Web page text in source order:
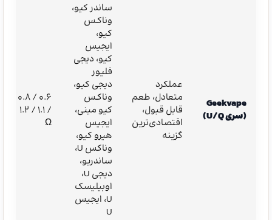
Geekvape
(سری U/Q)
عملکرد
متعادل، طعم
قابل قبول،
اقتصادی‌ترین
گزینه
ساندر کیو،
وناکـس
کیو،
ایجیس
کیو، دیجی
فلیور
دیجی کیو،
وناکـس
کیو مینی،
ایجیس
هیرو کیو،
وناکس U،
ساندریو،
دیجی U،
اوبیلیسک
U، ایجیس
U
۰.۶ / ۰.۸
/ ۱.۱ / ۱.۲
Ω